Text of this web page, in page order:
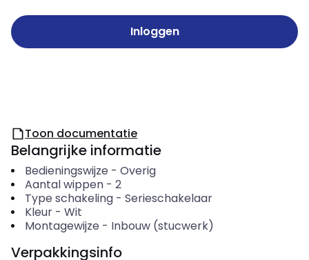
Inloggen
Toon documentatie
Belangrijke informatie
Bedieningswijze - Overig
Aantal wippen- 2
Type schakeling- Serieschakelaar
Kleur- Wit
Montagewijze - Inbouw (stucwerk)
Verpakkingsinfo